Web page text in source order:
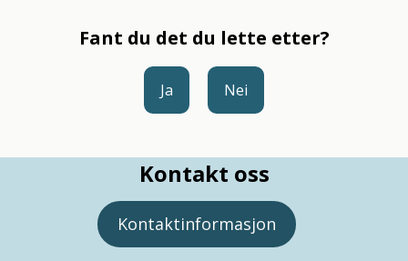
Fant du det du lette etter?
Ja Nei
Kontakt oss
Kontaktinformasjon